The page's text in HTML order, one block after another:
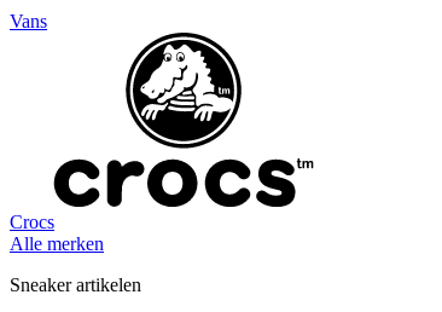
Vans
Crocs
Alle merken
Sneaker artikelen